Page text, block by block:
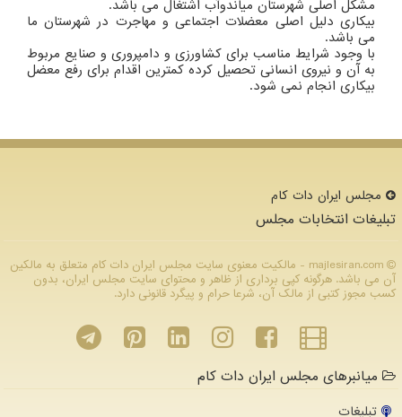
مشکل اصلی شهرستان میاندوآب اشتغال می باشد.
بیکاری دلیل اصلی معضلات اجتماعی و مهاجرت در شهرستان ما
می باشد.
با وجود شرایط مناسب برای کشاورزی و دامپروری و صنایع مربوط
به آن و نیروی انسانی تحصیل کرده کمترین اقدام برای رفع معضل
بیکاری انجام نمی شود.
مجلس ایران دات كام
تبلیغات انتخابات مجلس
majlesiran.com - مالکیت معنوی سایت مجلس ایران دات كام متعلق به مالکین
آن می باشد. هرگونه کپی برداری از ظاهر و محتوای سایت مجلس ایران، بدون
کسب مجوز کتبی از مالک آن، شرعا حرام و پیگرد قانونی دارد.
میانبرهای مجلس ایران دات کام
تبلیغات